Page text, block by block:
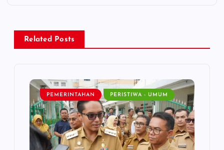
Related Posts
PEMERINTAHAN PERISTIWA - UMUM